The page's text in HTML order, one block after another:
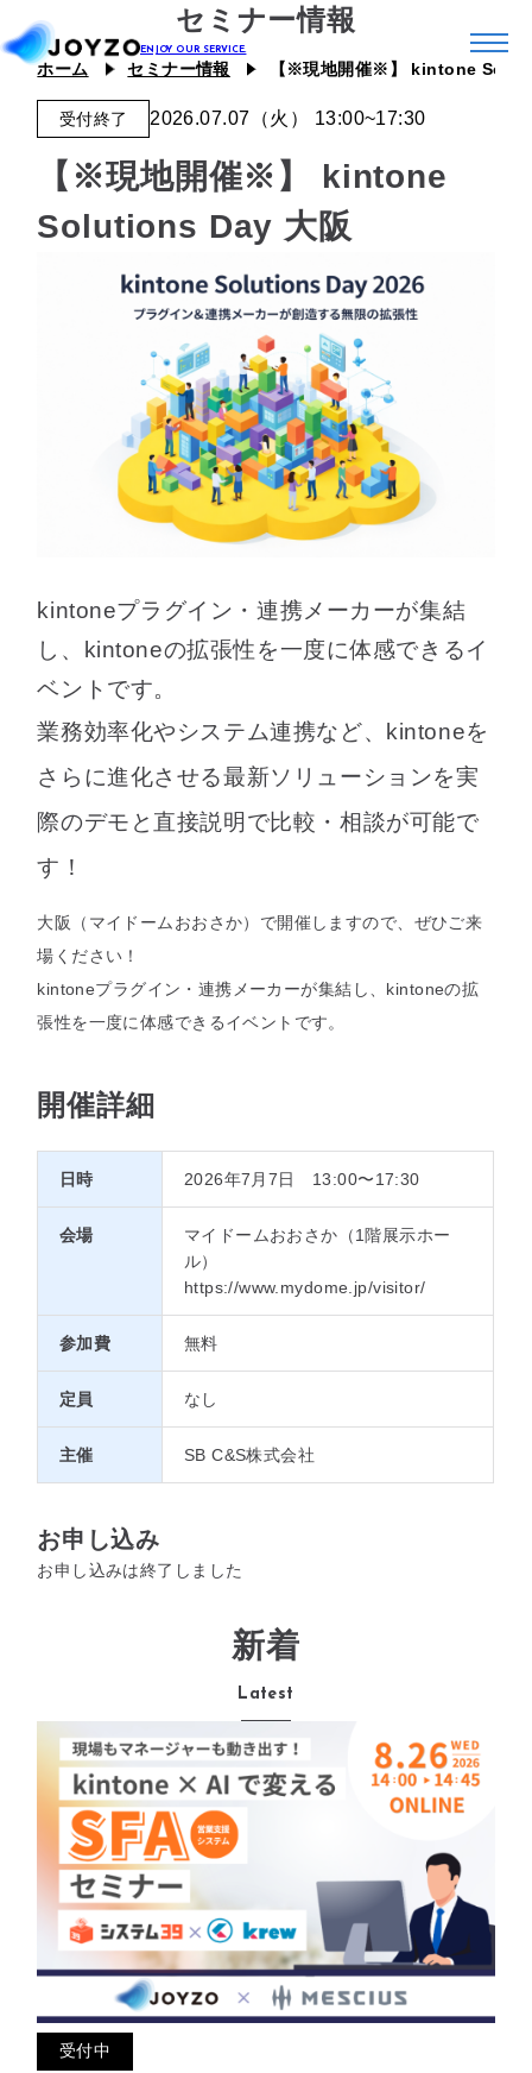
システム39
エコシステム39
ジョイとも
ジョイゾーのプラグイン
ジチタイ39
Joboco
支援事例
最適なサービスをご提案します
簡単
セミナー情報
ホーム セミナー情報 【※現地開催※】 kintone
受付終了 2026.07.07（火） 13:00~17:30
【※現地開催※】 kintone
Solutions Day 大阪
kintoneプラグイン・連携メーカーが集結
し、kintoneの拡張性を一度に体感できるイ
ベントです。
業務効率化やシステム連携など、kintoneを
さらに進化させる最新ソリューションを実
際のデモと直接説明で比較・相談が可能で
す！
大阪（マイドームおおさか）で開催しますので、ぜひご来
場ください！
kintoneプラグイン・連携メーカーが集結し、kintoneの拡
張性を一度に体感できるイベントです。
開催詳細
日時 2026年7月7日 13:00〜17:30
会場
マイドームおおさか（1階展示ホー
ル）
https://www.mydome.jp/visitor/
参加費 無料
定員 なし
主催 SB C&S株式会社
お申し込み
お申し込みは終了しました
新着
Latest
受付中